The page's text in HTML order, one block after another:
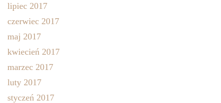
lipiec 2017
czerwiec 2017
maj 2017
kwiecień 2017
marzec 2017
luty 2017
styczeń 2017